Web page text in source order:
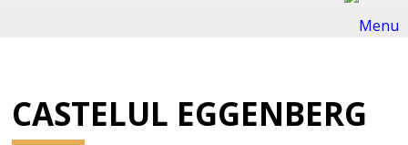
CASTELUL EGGENBERG